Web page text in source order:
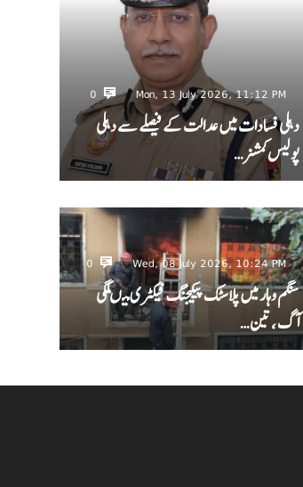
Mon, 13 July 2026, 11:12 PM
0
دہلی فسادات میں عدالت کے فیصلے سے دہلی
پولیس کمشنر…
Wed, 08 July 2026, 10:24 PM
0
سنگم وہار میں پلاسٹک پیکیجنگ فیکٹری میںلگی
آگ ، تین…